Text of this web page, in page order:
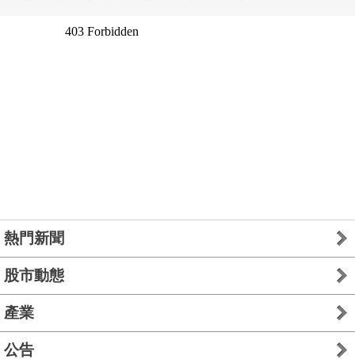
熱門新聞
股市動態
產業
公告